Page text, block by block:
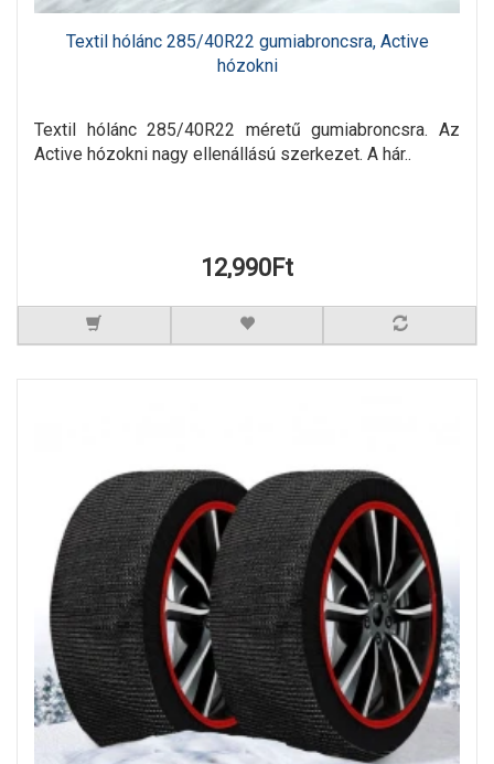
Textil hólánc 285/40R22 gumiabroncsra, Active
hózokni
Textil hólánc 285/40R22 méretű gumiabroncsra. Az
Active hózokni nagy ellenállású szerkezet. A hár..
12,990Ft